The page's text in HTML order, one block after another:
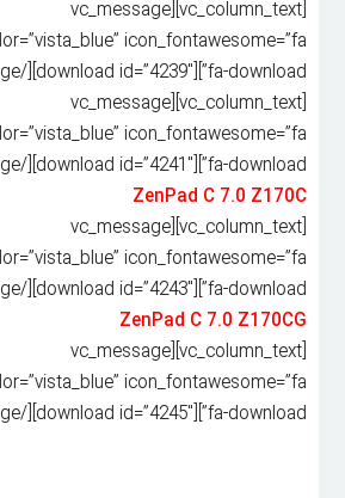
[vc_column_text][vc_message
icon_fontawesome=”fa
[vc_column_text][vc_message
icon_fontawesome=”fa
fa-download”][download id=”4241″][/vc_message]
ZenPad C 7.0 Z170C
[vc_column_text][vc_message
icon_fontawesome=”fa
fa-download”][download id=”4243″][/vc_message]
ZenPad C 7.0 Z170CG
[vc_column_text][vc_message
icon_fontawesome=”fa
fa-download”][download id=”4245″][/vc_message]